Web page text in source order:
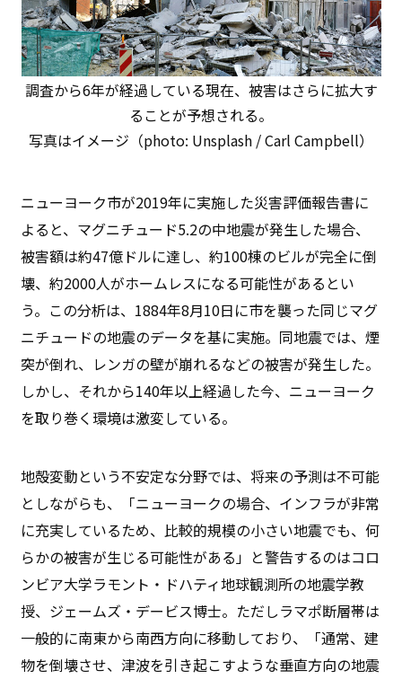
調査から6年が経過している現在、被害はさらに拡大す
ることが予想される。
写真はイメージ（photo: Unsplash / Carl Campbell）
ニューヨーク市が2019年に実施した災害評価報告書に
よると、マグニチュード5.2の中地震が発生した場合、
被害額は約47億ドルに達し、約100棟のビルが完全に倒
壊、約2000人がホームレスになる可能性があるとい
う。この分析は、1884年8月10日に市を襲った同じマグ
ニチュードの地震のデータを基に実施。同地震では、煙
突が倒れ、レンガの壁が崩れるなどの被害が発生した。
しかし、それから140年以上経過した今、ニューヨーク
を取り巻く環境は激変している。
地殻変動という不安定な分野では、将来の予測は不可能
としながらも、「ニューヨークの場合、インフラが非常
に充実しているため、比較的規模の小さい地震でも、何
らかの被害が生じる可能性がある」と警告するのはコロ
ンビア大学ラモント・ドハティ地球観測所の地震学教
授、ジェームズ・デービス博士。ただしラマポ断層帯は
一般的に南東から南西方向に移動しており、「通常、建
物を倒壊させ、津波を引き起こすような垂直方向の地震